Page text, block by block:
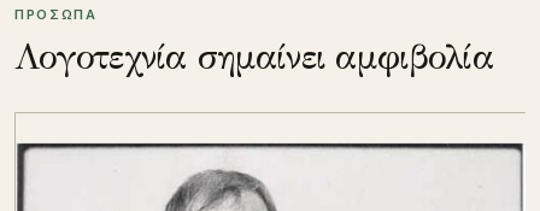
ΠΡΟΣΩΠΑ
Λογοτεχνία σημαίνει αμφιβολία